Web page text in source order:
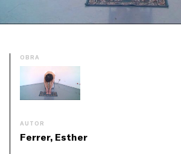
OBRA
AUTOR
Ferrer, Esther